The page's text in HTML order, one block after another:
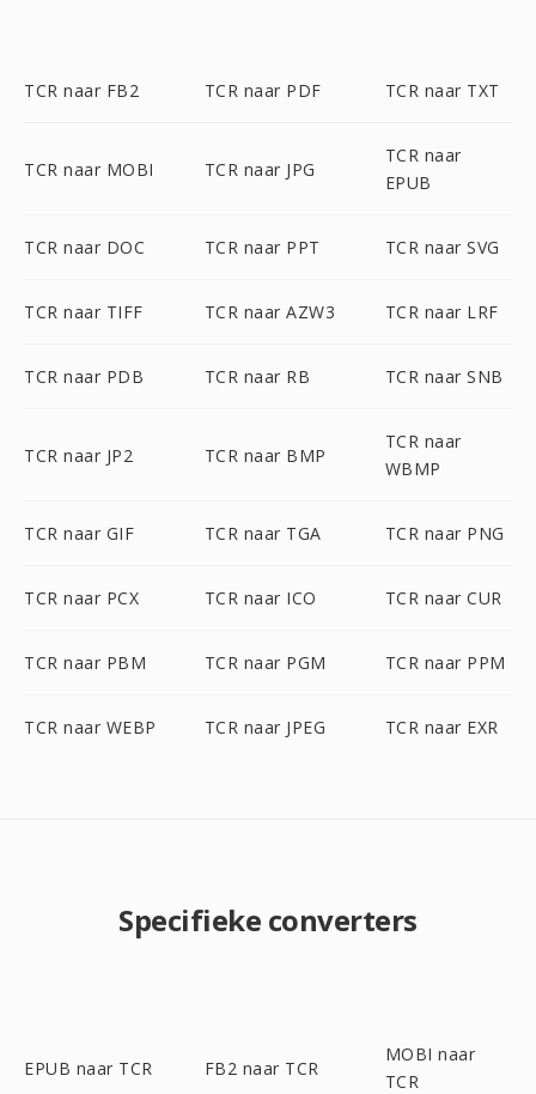
TCR naar FB2 TCR naar PDF TCR naar TXT
TCR naar MOBI TCR naar JPG
TCR naar
EPUB
TCR naar DOC TCR naar PPT TCR naar SVG
TCR naar TIFF TCR naar AZW3 TCR naar LRF
TCR naar PDB TCR naar RB TCR naar SNB
TCR naar JP2 TCR naar BMP
TCR naar
WBMP
TCR naar GIF TCR naar TGA TCR naar PNG
TCR naar PCX TCR naar ICO TCR naar CUR
TCR naar PBM TCR naar PGM TCR naar PPM
TCR naar WEBP TCR naar JPEG TCR naar EXR
Specifieke converters
EPUB naar TCR FB2 naar TCR
MOBI naar
TCR